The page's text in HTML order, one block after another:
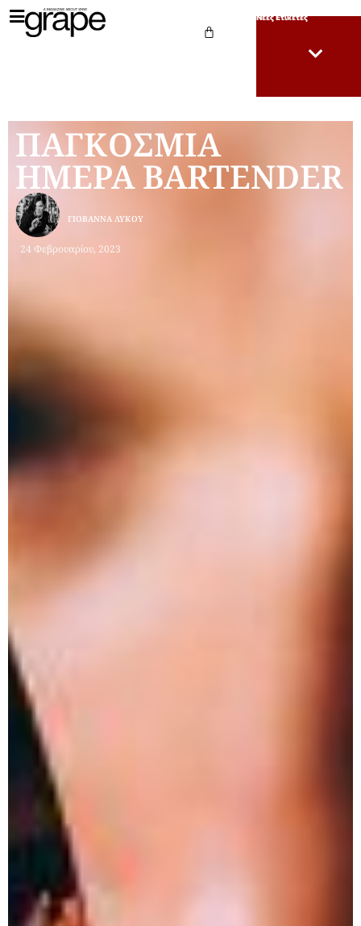
Νέες Ετικέτες
ΠΑΓΚΟΣΜΙΑ
ΗΜΕΡΑ BARTENDER
24 Φεβρουαρίου, 2023
ΓΙΟΒΆΝΝΑ ΛΎΚΟΥ